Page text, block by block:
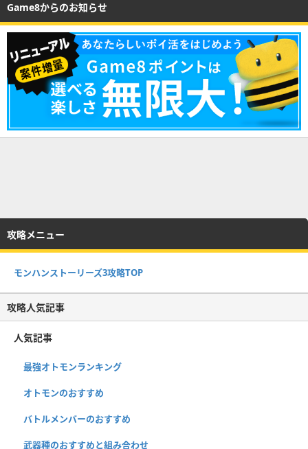
Game8からのお知らせ
攻略メニュー
モンハンストーリーズ3攻略TOP
攻略人気記事
人気記事
最強オトモンランキング
オトモンのおすすめ
バトルメンバーのおすすめ
武器種のおすすめと組み合わせ